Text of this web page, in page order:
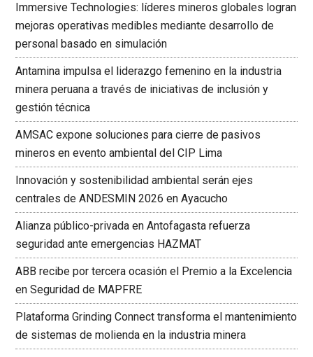
Immersive Technologies: líderes mineros globales logran
mejoras operativas medibles mediante desarrollo de
personal basado en simulación
Antamina impulsa el liderazgo femenino en la industria
minera peruana a través de iniciativas de inclusión y
gestión técnica
AMSAC expone soluciones para cierre de pasivos
mineros en evento ambiental del CIP Lima
Innovación y sostenibilidad ambiental serán ejes
centrales de ANDESMIN 2026 en Ayacucho
Alianza público-privada en Antofagasta refuerza
seguridad ante emergencias HAZMAT
ABB recibe por tercera ocasión el Premio a la Excelencia
en Seguridad de MAPFRE
Plataforma Grinding Connect transforma el mantenimiento
de sistemas de molienda en la industria minera